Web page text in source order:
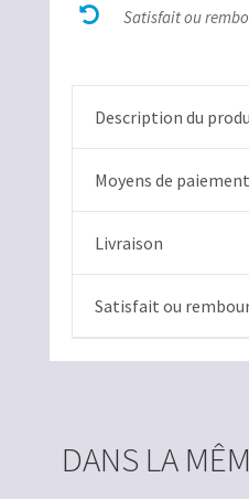
bélière
 Satisfait ou
Description du
Moyens de paiement
Livraison
Satisfait ou
DANS LA